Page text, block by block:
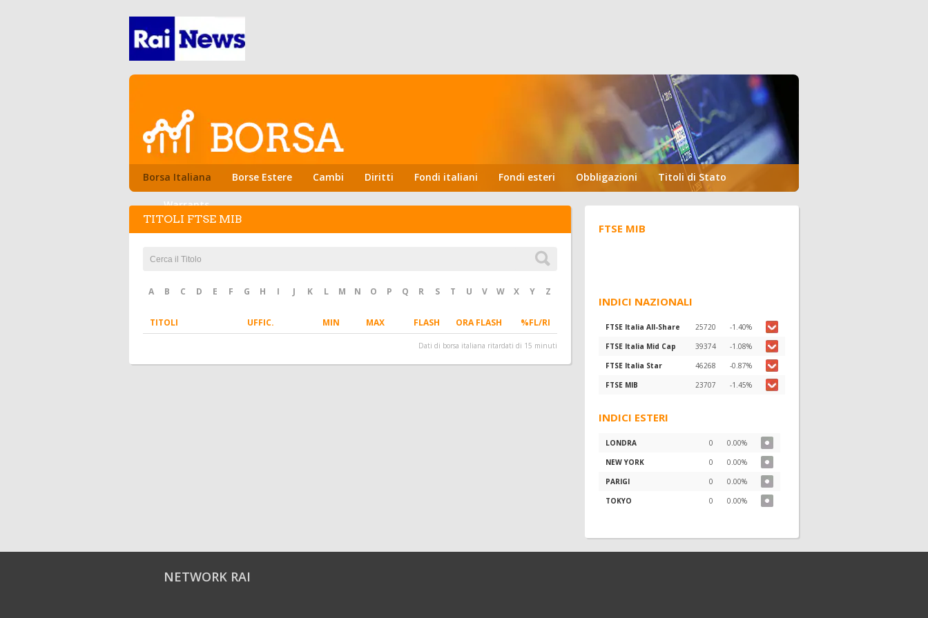
Borsa Italiana Borse Estere Cambi Diritti Fondi italiani Fondi esteri Obbligazioni Titoli di Stato
Warrants
TITOLI FTSE MIB
A B C D E F G H I J K L M N O P Q R S T U V W X Y Z
TITOLI UFFIC. MIN MAX FLASH ORA FLASH %FL/RI
Dati di borsa italiana ritardati di 15 minuti
FTSE MIB
INDICI NAZIONALI
FTSE Italia All-Share 25720
-1.40%
FTSE Italia Mid Cap
39374
-1.08%
FTSE Italia Star
46268
-0.87%
FTSE MIB
23707 -1.45%
INDICI ESTERI
LONDRA 0
0.00%
NEW YORK
0
0.00%
PARIGI
0
0.00%
TOKYO
0 0.00%
NETWORK RAI